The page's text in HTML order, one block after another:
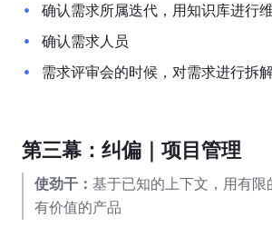
确认需求所属迭代，用知识库进行
确认需求人员
需求评审会的时候，对需求进行拆
第三幕：纠偏｜项目管理
使劲干： 基于已知的上下文，用有限
有价值的产品